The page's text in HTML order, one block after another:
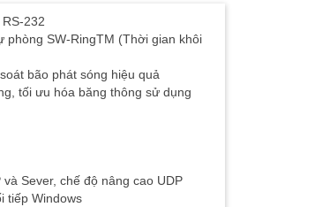
232
phòng SW-RingTM (Thời gian khôi
bão phát sóng hiệu quả
tối ưu hóa băng thông sử dụng
Sever, chế độ nâng cao UDP
tiếp Windows